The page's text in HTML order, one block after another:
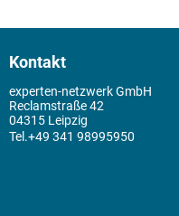
Kontakt
experten-netzwerk GmbH
Reclamstraße 42
04315 Leipzig
+49 341 98995950